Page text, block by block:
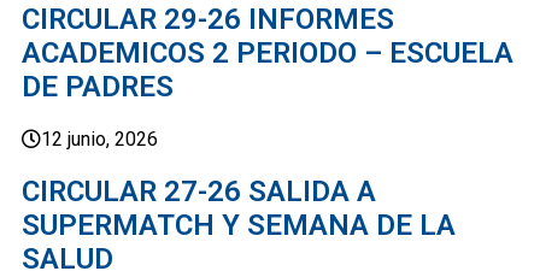
CIRCULAR 29-26 INFORMES
ACADEMICOS 2 PERIODO – ESCUELA
DE PADRES
12 junio, 2026
CIRCULAR 27-26 SALIDA A
SUPERMATCH Y SEMANA DE LA
SALUD